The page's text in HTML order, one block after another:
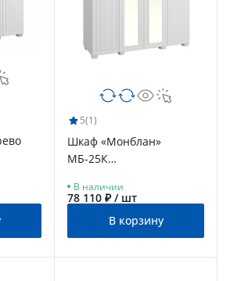
5(1)
Шкаф «Монблан»
МБ-25К
дерево
В наличии
78 110 ₽ / шт
В корзину